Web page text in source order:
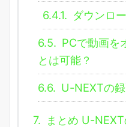
6.4.1. ダウンロ
6.5. PCで動画を
とは可能？
6.6. U-NEXTの
7.
まとめ U-